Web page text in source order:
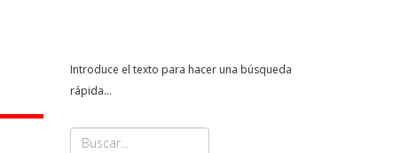
Introduce el texto para hacer una búsqueda
rápida...